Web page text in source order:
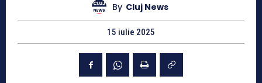
By Cluj News
15 iulie 2025